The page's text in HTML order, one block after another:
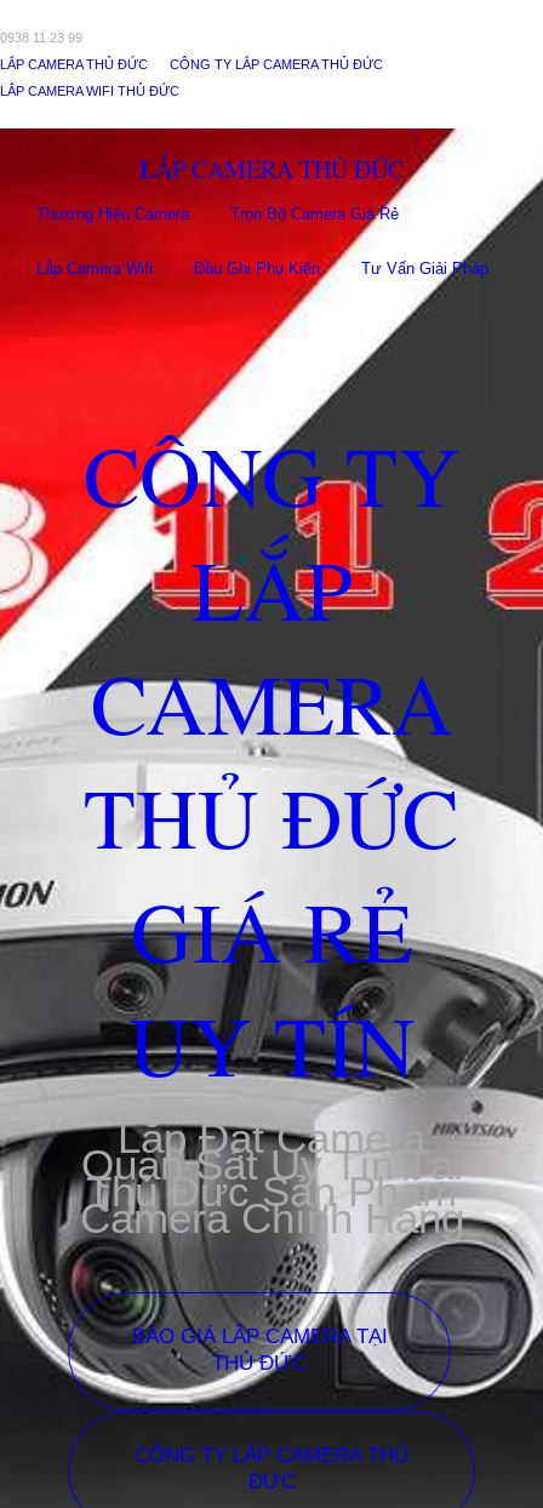
0938 11 23 99
LẮP CAMERA THỦ ĐỨC
CÔNG TY LẮP CAMERA THỦ ĐỨC
LẮP CAMERA WIFI THỦ ĐỨC
LẮP CAMERA THỦ ĐỨC
Thương Hiệu Camera Trọn Bộ Camera Giá Rẻ
Lắp Camera Wifi Đầu Ghi Phụ Kiên Tư Vấn Giải Pháp
CÔNG TY
LẮP
CAMERA
THỦ ĐỨC
GIÁ RẺ
UY TÍN
Lắp Đặt Camera
Quan Sát Uy Tín Tại
Thủ Đức Sản Phẩm
Camera Chính Hãng
BÁO GIÁ LẮP CAMERA TẠI
THỦ ĐỨC
CÔNG TY LẮP CAMERA THỦ
ĐỨC